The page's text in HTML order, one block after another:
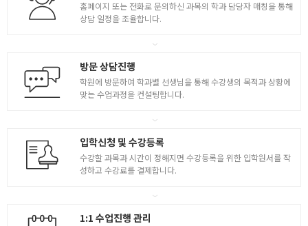
홈페이지 또는 전화로 문의하신 과목의 학과 담당자 매칭을 통해
상담 일정을 조율합니다.
방문 상담진행
학원에 방문하여 학과별 선생님을 통해 수강생의 목적과 상황에
맞는 수업과정을 컨설팅합니다.
입학신청 및 수강등록
수강할 과목과 시간이 정해지면 수강등록을 위한 입학원서를 작
성하고 수강료를 결제합니다.
1:1 수업진행 관리